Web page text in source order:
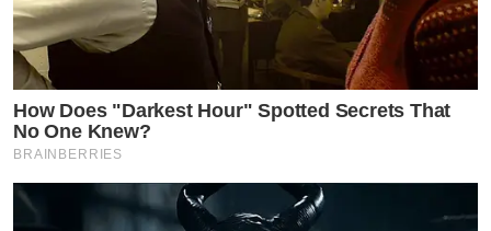
How Does "Darkest Hour" Spotted Secrets That
No One Knew?
BRAINBERRIES